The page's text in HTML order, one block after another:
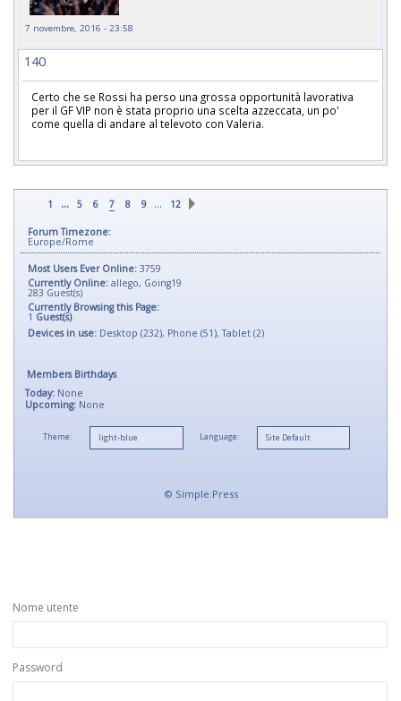
7 novembre, 2016 - 23:58
140
Certo che se Rossi ha perso una grossa opportunità lavorativa
per il GF VIP non è stata proprio una scelta azzeccata, un po'
come quella di andare al televoto con Valeria.
1 ... 5 6 7 8 9 … 12
Forum Timezone:
Europe/Rome
Most Users Ever Online: 3759
Currently Online: allego, Going19
283 Guest(s)
Currently Browsing this Page:
1 Guest(s)
Devices in use: Desktop (232), Phone (51), Tablet (2)
Members Birthdays
Today: None
Upcoming: None
Theme: Language:
© Simple:Press
Nome utente
Password